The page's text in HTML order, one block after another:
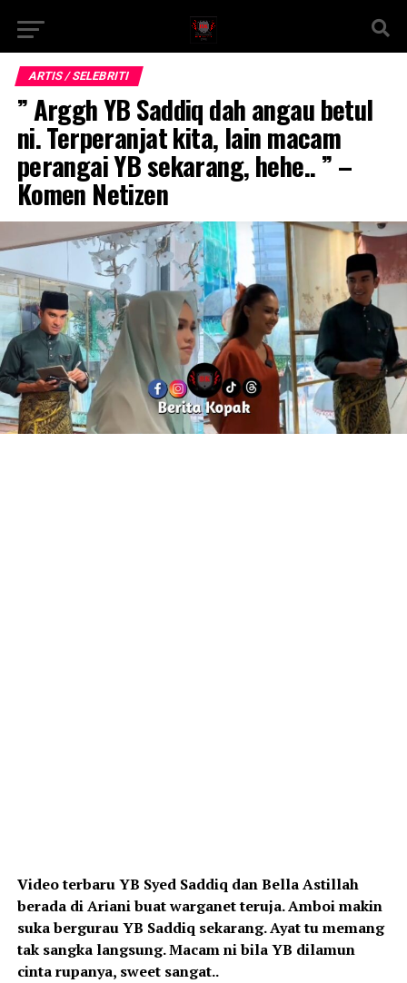
ARTIS / SELEBRITI
” Arggh YB Saddiq dah angau betul
ni. Terperanjat kita, lain macam
perangai YB sekarang, hehe.. ” –
Komen Netizen
Video terbaru YB Syed Saddiq dan Bella Astillah
berada di Ariani buat warganet teruja. Amboi makin
suka bergurau YB Saddiq sekarang. Ayat tu memang
tak sangka langsung. Macam ni bila YB dilamun
cinta rupanya, sweet sangat..